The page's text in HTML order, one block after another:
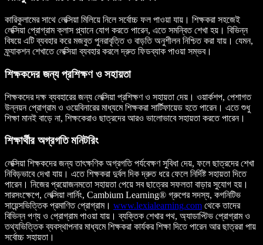
কারিকুলামের সাথে লেক্সিয়া মিলিয়ে নিলে সর্বোচ্চ ফল পাওয়া যায়। শিক্ষকরা সহজেই
লেক্সিয়া প্রোগ্রাম ক্লাস প্ল্যানে যোগ করতে পারেন, এতে সমন্বিত শেখা হয়। বিভিন্ন
বিষয়ে এটি ব্যবহার করে মজবুত পুনরাবৃত্তি ও বাড়তি অনুশীলন নিশ্চিত করা যায়। যেমন,
ফ্র্যাকশন শেখাতে লেক্সিয়া ব্যবহার করলে দ্রুত ফিডব্যাক পাওয়া সম্ভব।
শিক্ষকদের জন্য প্রশিক্ষণ ও সহায়তা
শিক্ষকদের দক্ষ ব্যবহারের জন্য লেক্সিয়া প্রশিক্ষণ ও সহায়তা দেয়। ওয়ার্কশপ, পেশাগত
উন্নয়ন প্রোগ্রাম ও ওয়েবিনারের মাধ্যমে শিক্ষকরা সার্টিফায়েড হতে পারেন। এতে শুধু
শিক্ষা মানই বাড়ে না, শিক্ষকেরাও ছাত্রদের আরও ভালোভাবে সহায়তা করতে পারেন।
শিক্ষার্থীর অগ্রগতি মনিটরিং
লেক্সিয়া শিক্ষকদের জন্য তাৎক্ষণিক অগ্রগতি পর্যবেক্ষণ সুবিধা দেয়, ফলে ছাত্রদের শেখা
নিবিড়ভাবে দেখা যায়। এতে শিক্ষকরা দুর্বল দিক দ্রুত ধরে ফেলে নির্দিষ্ট সহায়তা দিতে
পারেন। নিজের প্রয়োজনমতো সহায়তা পেয়ে সব ছাত্রের সফলতা বাড়ার সুযোগ হয়।
সারসংক্ষেপে, লেক্সিয়া লার্নিং, Cambium Learning® গ্রুপের সদস্য, কগনিটিভ
সায়েন্সভিত্তিক প্রমাণিত প্রোগ্রাম। www.lexialearning.com থেকে তাদের
বিভিন্ন পণ্য ও প্রোগ্রাম পাওয়া যায়। ব্যক্তিক শেখার পথ, অ্যাডাপ্টিভ প্রোগ্রাম ও
তথ্যভিত্তিক ব্যবস্থাপনার মাধ্যমে শিক্ষকরা কার্যকর শিক্ষা দিতে পারেন আর ছাত্ররা পায়
সর্বোচ্চ সহায়তা।